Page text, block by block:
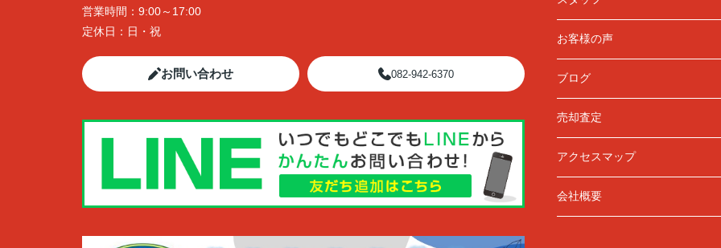
営業時間： 9:00～17:00
定休日： 日・祝
お問い合わせ 082-942-6370
お客様の声
ブログ
売却査定
アクセスマップ
会社概要